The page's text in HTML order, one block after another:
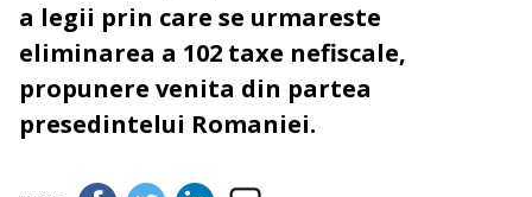
a legii prin care se urmareste
eliminarea a 102 taxe nefiscale,
propunere venita din partea
presedintelui Romaniei.